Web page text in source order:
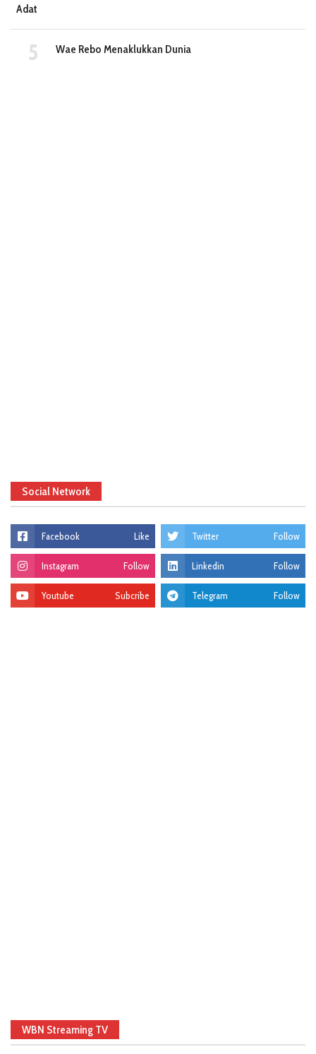
Adat
Wae Rebo Menaklukkan Dunia
Social Network
Facebook Like Twitter Follow
Instagram Follow Linkedin Follow
Youtube Subcribe Telegram Follow
WBN Streaming TV